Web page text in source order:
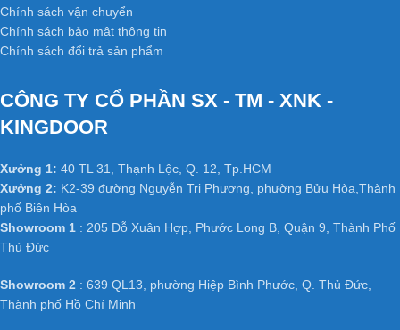
Chính sách vận chuyển
Chính sách bảo mật thông tin
Chính sách đổi trả sản phẩm
CÔNG TY CỔ PHẦN SX - TM - XNK -
KINGDOOR
Xưởng 1: 40 TL 31, Thạnh Lộc, Q. 12, Tp.HCM
Xưởng 2: K2-39 đường Nguyễn Tri Phương, phường Bửu Hòa,Thành
phố Biên Hòa
Showroom 1 : 205 Đỗ Xuân Hợp, Phước Long B, Quận 9, Thành Phố
Thủ Đức
Showroom 2 : 639 QL13, phường Hiệp Bình Phước, Q. Thủ Đức,
Thành phố Hồ Chí Minh